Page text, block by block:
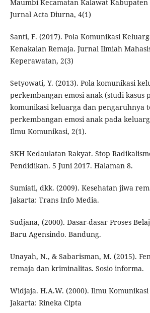
Maumbi Kecamatan Kalawat Kabupaten
Jurnal Acta Diurna, 4(1)
Santi, F. (2017). Pola Komunikasi
Kenakalan Remaja. Jurnal Ilmiah
Keperawatan, 2(3)
Setyowati, Y. (2013). Pola komunikasi
perkembangan emosi anak (studi kasus
komunikasi keluarga dan pengaruhnya
perkembangan emosi anak pada
Ilmu Komunikasi, 2(1).
SKH Kedaulatan Rakyat. Stop
Pendidikan. 5 Juni 2017. Halaman 8.
Sumiati, dkk. (2009). Kesehatan jiwa
Jakarta: Trans Info Media.
Sudjana, (2000). Dasar-dasar Proses
Baru Agensindo. Bandung.
Unayah, N., & Sabarisman, M. (2015).
remaja dan kriminalitas. Sosio informa.
Widjaja. H.A.W. (2000). Ilmu
Jakarta: Rineka Cipta